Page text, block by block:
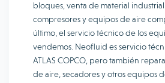
bloques, venta de material
compresores y equipos de aire
último, el servicio técnico de los
vendemos. Neofluid es servicio
ATLAS COPCO, pero también
de aire, secadores y otros equipos